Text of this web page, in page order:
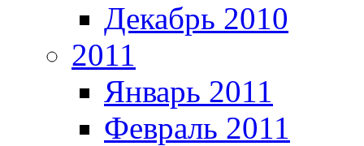
Декабрь 2010
2011
Январь 2011
Февраль 2011